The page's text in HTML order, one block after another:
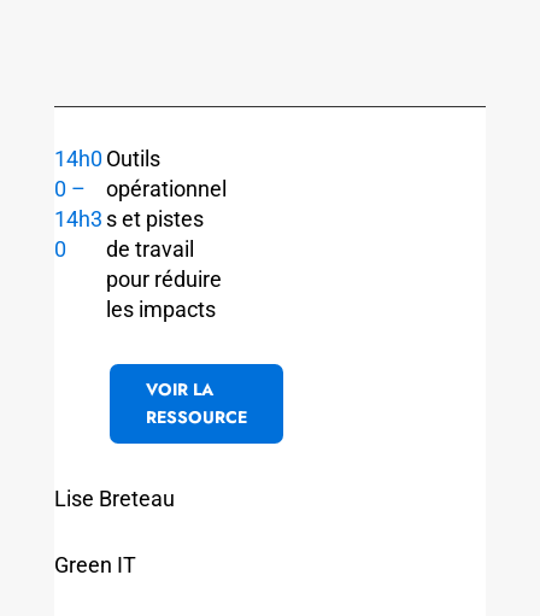
14h0
0 –
14h3
0
Outils
opérationnel
s et pistes
de travail
pour réduire
les impacts
VOIR LA
RESSOURCE
Lise Breteau
Green IT